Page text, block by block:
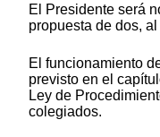
El Presidente será
propuesta de dos,
El funcionamiento
previsto en el
Ley de
colegiados.